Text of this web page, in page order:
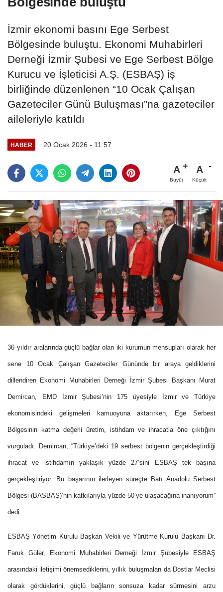
İzmir ekonomi basını Ege Serbest
Bölgesinde buluştu. Ekonomi Muhabirleri
Derneği İzmir Şubesi ve Ege Serbest Bölge
Kurucu ve İşleticisi A.Ş. (ESBAŞ) iş
birliğinde düzenlenen “10 Ocak Çalışan
Gazeteciler Günü Buluşması”na gazeteciler
aileleriyle katıldı
HABER 20 Ocak 2026 - 11:57
A
Büyüt
A
Küçült
36 yıldır aralarında güçlü bağlar olan iki kurumun mensupları olarak her
sene 10 Ocak Çalışan Gazeteciler Gününde bir araya geldiklerini
dillendiren Ekonomi Muhabirleri Derneği İzmir Şubesi Başkanı Murat
Demircan, EMD İzmir Şubesi’nin 175 üyesiyle İzmir ve Türkiye
ekonomisindeki gelişmeleri kamuoyuna aktarırken, Ege Serbest
Bölgesinin katma değerli üretim, istihdam ve ihracatla öne çıktığını
vurguladı. Demircan, “Türkiye’deki 19 serbest bölgenin gerçekleştirdiği
ihracat ve istihdamın yaklaşık yüzde 27’sini ESBAŞ tek başına
gerçekleştiriyor. Bu başarının ilerleyen süreçte Batı Anadolu Serbest
Bölgesi (BASBAŞ)’nin katkılarıyla yüzde 50’ye ulaşacağına inanıyorum”
dedi.
ESBAŞ Yönetim Kurulu Başkan Vekili ve Yürütme Kurulu Başkanı Dr.
Faruk Güler, Ekonomi Muhabirleri Derneği İzmir Şubesiyle ESBAŞ
arasındaki iletişimi önemsediklerini, yıllık buluşmaları da Dostlar Meclisi
olarak gördüklerini, güçlü bağların sonsuza kadar sürmesini arzu